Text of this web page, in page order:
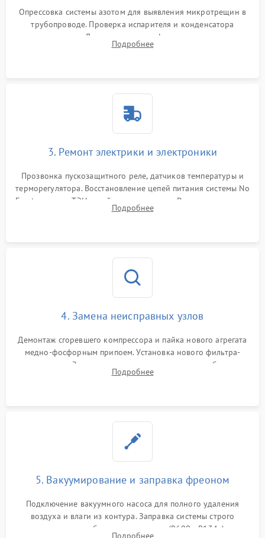
Опрессовка системы азотом для выявления микротрещин в
трубопроводе. Проверка испарителя и конденсатора
течеискателем. Демонтаж старого фильтра-осушителя и
продувка капиллярной трубки для устранения засоров.
Подробнее
3. Ремонт электрики и электроники
Прозвонка пускозащитного реле, датчиков температуры и
терморегулятора. Восстановление цепей питания системы No
Frost, включая ТЭН оттайки и вентилятор. Ремонт или замена
платы управления при сбоях алгоритмов.
Подробнее
4. Замена неисправных узлов
Демонтаж сгоревшего компрессора и пайка нового агрегата
медно-фосфорным припоем. Установка нового фильтра-
осушителя. Замена изношенных вентиляторов обдува,
сломанных заслонок или поврежденных дверных петель.
Подробнее
5. Вакуумирование и заправка фреоном
Подключение вакуумного насоса для полного удаления
воздуха и влаги из контура. Заправка системы строго
дозированным объемом хладагента (R600a, R134a) по
Подробнее